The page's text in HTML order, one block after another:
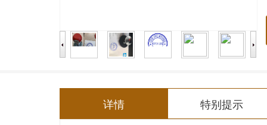
详情 特别提示